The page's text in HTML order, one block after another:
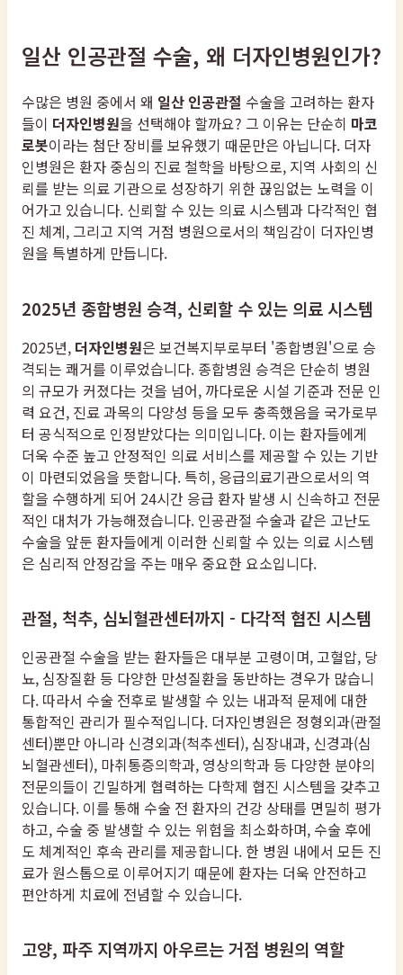
일산 인공관절 수술, 왜 더자인병원인가?
수많은 병원 중에서 왜 일산 인공관절 수술을 고려하는 환자
들이 더자인병원을 선택해야 할까요? 그 이유는 단순히 마코
로봇이라는 첨단 장비를 보유했기 때문만은 아닙니다. 더자
인병원은 환자 중심의 진료 철학을 바탕으로, 지역 사회의 신
뢰를 받는 의료 기관으로 성장하기 위한 끊임없는 노력을 이
어가고 있습니다. 신뢰할 수 있는 의료 시스템과 다각적인 협
진 체계, 그리고 지역 거점 병원으로서의 책임감이 더자인병
원을 특별하게 만듭니다.
2025년 종합병원 승격, 신뢰할 수 있는 의료 시스템
2025년, 더자인병원은 보건복지부로부터 '종합병원'으로 승
격되는 쾌거를 이루었습니다. 종합병원 승격은 단순히 병원
의 규모가 커졌다는 것을 넘어, 까다로운 시설 기준과 전문 인
력 요건, 진료 과목의 다양성 등을 모두 충족했음을 국가로부
터 공식적으로 인정받았다는 의미입니다. 이는 환자들에게
더욱 수준 높고 안정적인 의료 서비스를 제공할 수 있는 기반
이 마련되었음을 뜻합니다. 특히, 응급의료기관으로서의 역
할을 수행하게 되어 24시간 응급 환자 발생 시 신속하고 전문
적인 대처가 가능해졌습니다. 인공관절 수술과 같은 고난도
수술을 앞둔 환자들에게 이러한 신뢰할 수 있는 의료 시스템
은 심리적 안정감을 주는 매우 중요한 요소입니다.
관절, 척추, 심뇌혈관센터까지 - 다각적 협진 시스템
인공관절 수술을 받는 환자들은 대부분 고령이며, 고혈압, 당
뇨, 심장질환 등 다양한 만성질환을 동반하는 경우가 많습니
다. 따라서 수술 전후로 발생할 수 있는 내과적 문제에 대한
통합적인 관리가 필수적입니다. 더자인병원은 정형외과(관절
센터)뿐만 아니라 신경외과(척추센터), 심장내과, 신경과(심
뇌혈관센터), 마취통증의학과, 영상의학과 등 다양한 분야의
전문의들이 긴밀하게 협력하는 다학제 협진 시스템을 갖추고
있습니다. 이를 통해 수술 전 환자의 건강 상태를 면밀히 평가
하고, 수술 중 발생할 수 있는 위험을 최소화하며, 수술 후에
도 체계적인 후속 관리를 제공합니다. 한 병원 내에서 모든 진
료가 원스톱으로 이루어지기 때문에 환자는 더욱 안전하고
편안하게 치료에 전념할 수 있습니다.
고양, 파주 지역까지 아우르는 거점 병원의 역할